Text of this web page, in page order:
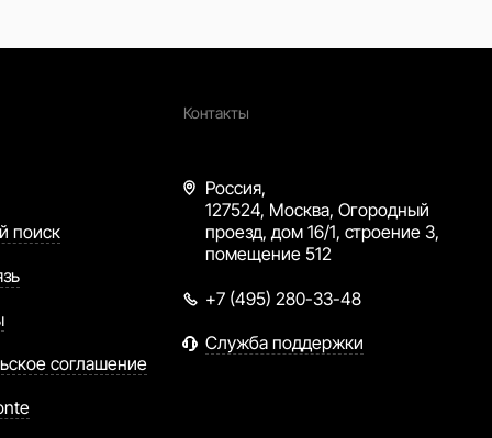
поиск
соглашение
Контакты
Россия,
127524, Москва, Огородный
проезд, дом 16/1, строение 3,
помещение 512
+7 (495) 280-33-48
Служба поддержки